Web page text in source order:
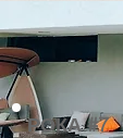
РОКА #7